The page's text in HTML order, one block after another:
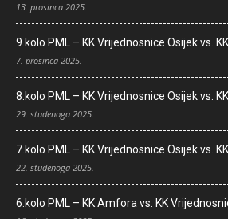
13. prosinca 2025.
9.kolo PML – KK Vrijednosnice Osijek vs.
7. prosinca 2025.
8.kolo PML – KK Vrijednosnice Osijek vs.
29. studenoga 2025.
7.kolo PML – KK Vrijednosnice Osijek vs.
22. studenoga 2025.
6.kolo PML – KK Amfora vs. KK